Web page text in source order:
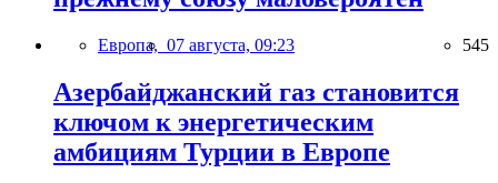
Европа, 07 августа, 09:23 545
Азербайджанский газ становится
ключом к энергетическим
амбициям Турции в Европе